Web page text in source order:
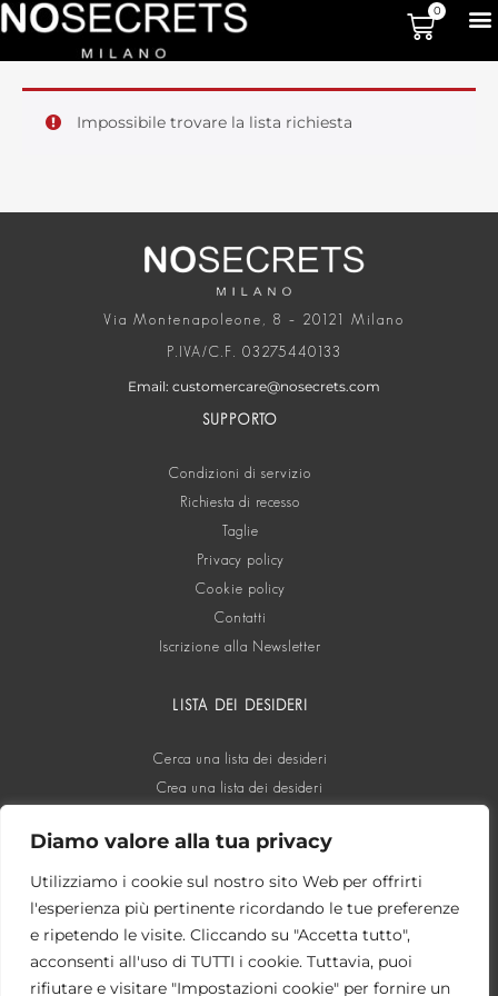
Diamo valore alla tua privacy
Utilizziamo i cookie sul nostro sito Web per offrirti
l'esperienza più pertinente ricordando le tue preferenze
e ripetendo le visite. Cliccando su "Accetta tutto",
acconsenti all'uso di TUTTI i cookie. Tuttavia, puoi
rifiutare e visitare "Impostazioni cookie" per fornire un
0
Impossibile trovare la lista richiesta
Via Montenapoleone, 8 – 20121 Milano
P.IVA/C.F. 03275440133
Email: customercare@nosecrets.com
SUPPORTO
Condizioni di servizio
Richiesta di recesso
Taglie
Privacy policy
Cookie policy
Contatti
Iscrizione alla Newsletter
LISTA DEI DESIDERI
Cerca una lista dei desideri
Crea una lista dei desideri
SOCIAL